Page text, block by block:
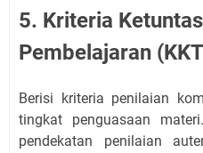
5. Kriteria
Pembelajaran
Berisi kriteria penilaian
tingkat penguasaan
pendekatan penilaian